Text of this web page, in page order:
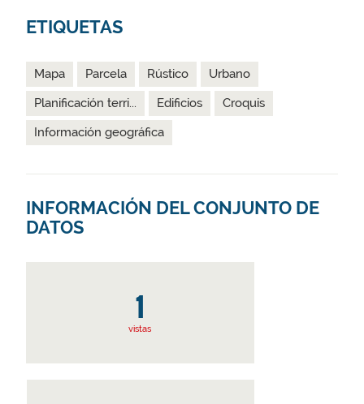
ETIQUETAS
Mapa Parcela Rústico
Urbano
Planificación terri...
Edificios
Croquis
Información geográfica
INFORMACIÓN DEL CONJUNTO DE
DATOS
1
vistas